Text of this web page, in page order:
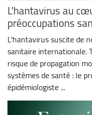
L'hantavirus au
préoccupations
L'hantavirus suscite de
sanitaire internationale.
risque de propagation
systèmes de santé : le
épidémiologiste ...